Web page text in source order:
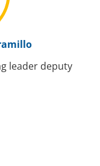
leader deputy